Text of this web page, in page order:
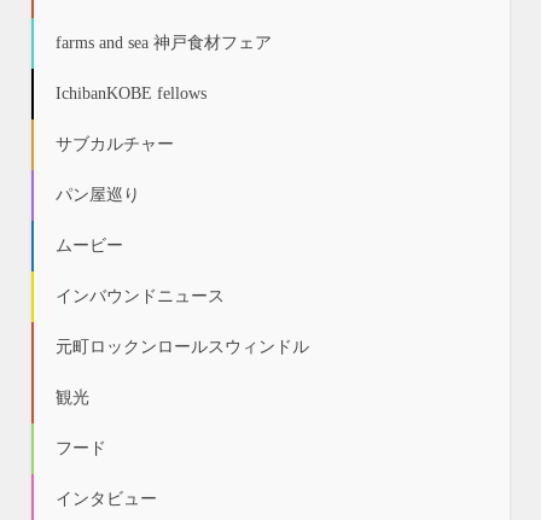
farms and sea 神戸食材フェア
IchibanKOBE fellows
サブカルチャー
パン屋巡り
ムービー
インバウンドニュース
元町ロックンロールスウィンドル
観光
フード
インタビュー